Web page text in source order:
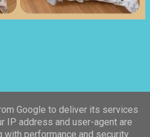
službu Blogger
Google to deliver its services
IP address and user-agent are
with performance and security